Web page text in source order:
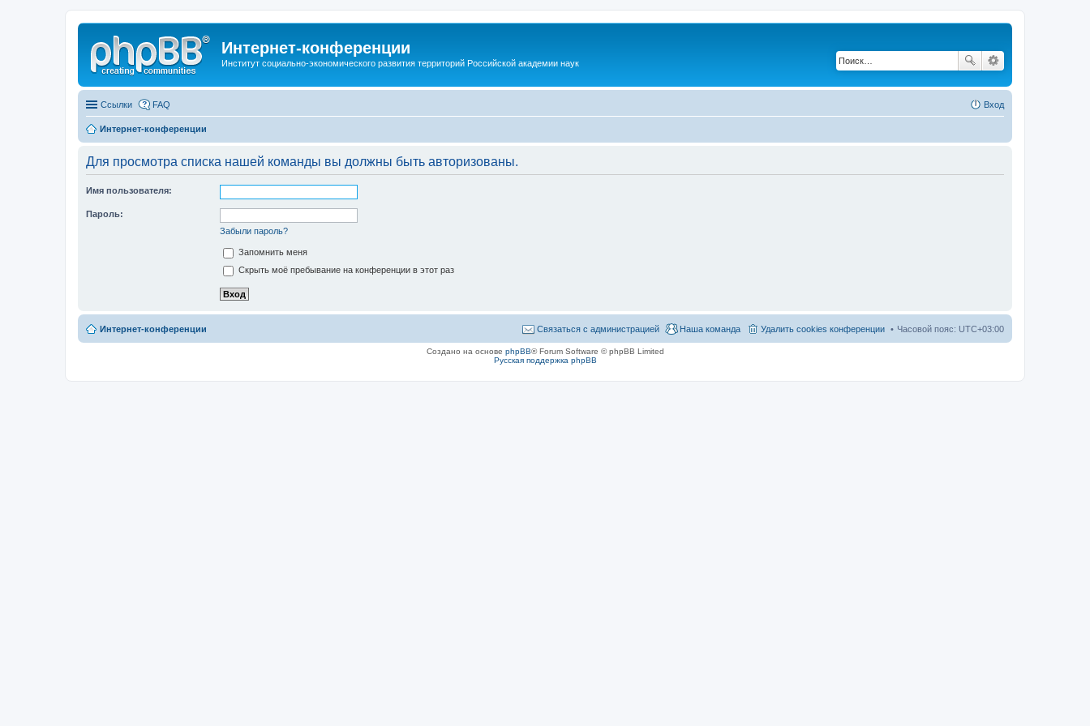
Интернет-конференции
Институт социально-экономического развития территорий Российской академии наук
Ссылки FAQ Вход
Интернет-конференции
Для просмотра списка нашей команды вы должны быть авторизованы.
Имя пользователя:
Пароль:
Забыли пароль?
Запомнить меня
Скрыть моё пребывание на конференции в этот раз
Интернет-конференции Часовой пояс: UTC+03:00
Удалить cookies конференции
Наша команда
Связаться с администрацией
Создано на основе phpBB® Forum Software © phpBB Limited
Русская поддержка phpBB